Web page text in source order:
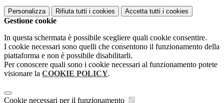
Personalizza Rifiuta tutti i cookies Accetta tutti i cookies
Gestione cookie
In questa schermata è possibile scegliere quali cookie consentire.
I cookie necessari sono quelli che consentono il funzionamento della
piattaforma e non è possibile disabilitarli.
Per conoscere quali sono i cookie necessari al funzionamento potete
visionare la COOKIE POLICY.
Cookie necessari per il funzionamento